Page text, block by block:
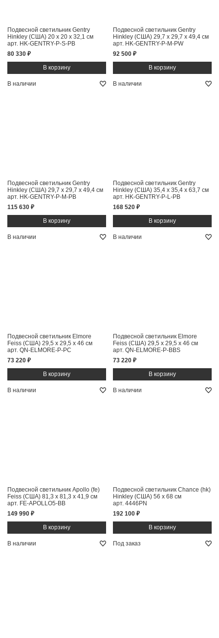
Подвесной светильник Gentry
Hinkley (США) 20 x 20 x 32,1 см
арт. HK-GENTRY-P-S-PB
80 330 ₽
Подвесной светильник Gentry
Hinkley (США) 29,7 x 29,7 x 49,4 см
арт. HK-GENTRY-P-M-PW
92 500 ₽
В наличии
Подвесной светильник Gentry
Hinkley (США) 29,7 x 29,7 x 49,4 см
арт. HK-GENTRY-P-M-PB
115 630 ₽
В наличии
Подвесной светильник Gentry
Hinkley (США) 35,4 x 35,4 x 63,7 см
арт. HK-GENTRY-P-L-PB
168 520 ₽
В наличии
Подвесной светильник Elmore
Feiss (США) 29,5 x 29,5 x 46 см
арт. QN-ELMORE-P-PC
73 220 ₽
В наличии
Подвесной светильник Elmore
Feiss (США) 29,5 x 29,5 x 46 см
арт. QN-ELMORE-P-BBS
73 220 ₽
В наличии
Подвесной светильник Apollo (fe)
Feiss (США) 81,3 x 81,3 x 41,9 см
арт. FE-APOLLO5-BB
149 990 ₽
В наличии
Подвесной светильник Chance (hk)
Hinkley (США) 56 x 68 см
арт. 4446PN
192 100 ₽
В наличии Под заказ